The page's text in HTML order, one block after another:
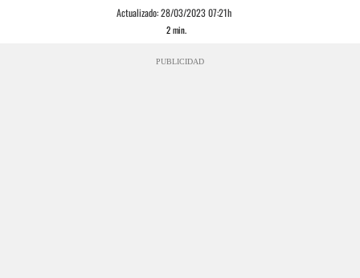
Actualizado:28/03/2023 07:21h
2min.
PUBLICIDAD